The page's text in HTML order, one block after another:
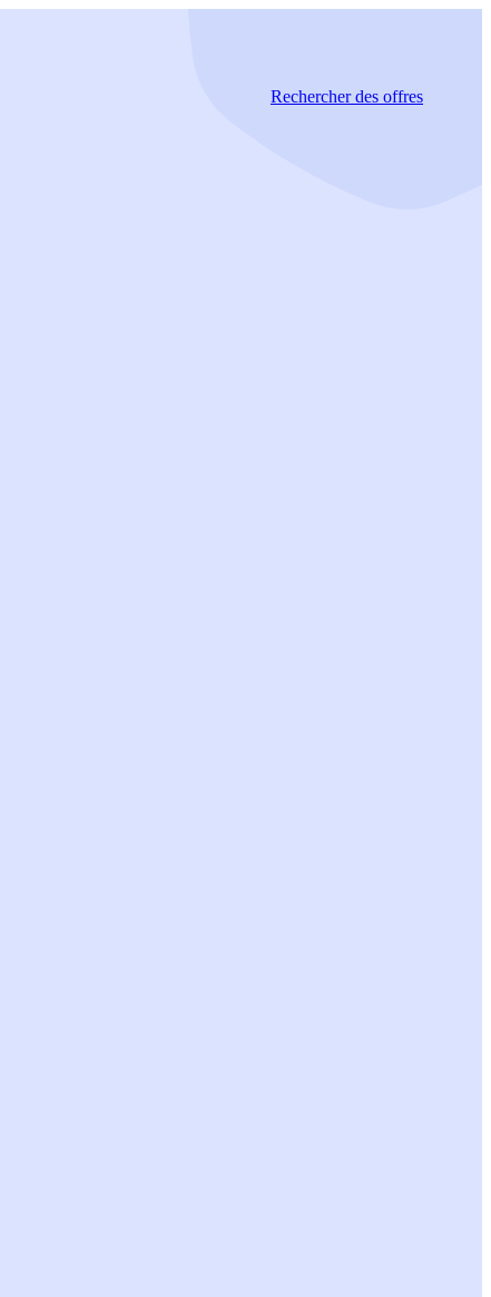
Rechercherdes offres